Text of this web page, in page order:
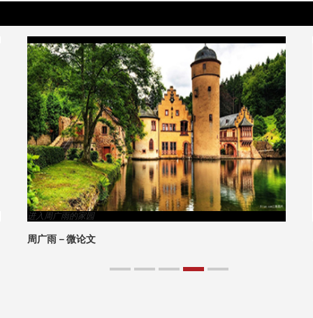
进入周广雨的家园
周广雨－微论文